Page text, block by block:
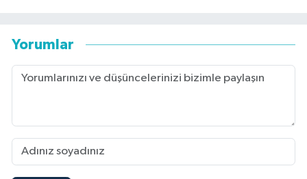
Yorumlar